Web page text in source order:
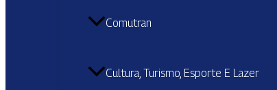
Comutran
Cultura, Turismo, Esporte E Lazer